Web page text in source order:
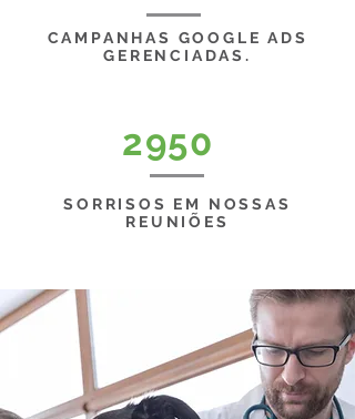
CAMPANHAS GOOGLE ADS
GERENCIADAS.
2950
SORRISOS EM NOSSAS
REUNIÕES